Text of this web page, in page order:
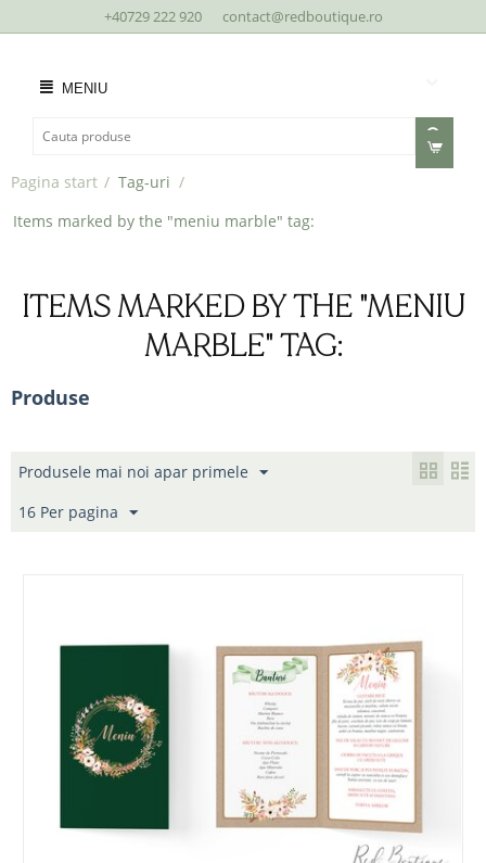
+40729 222 920 contact@redboutique.ro
MENIU
Pagina start / Tag-uri /
Items marked by the "meniu marble" tag:
ITEMS MARKED BY THE "MENIU
MARBLE" TAG:
Produse
Produsele mai noi apar primele
16 Per pagina